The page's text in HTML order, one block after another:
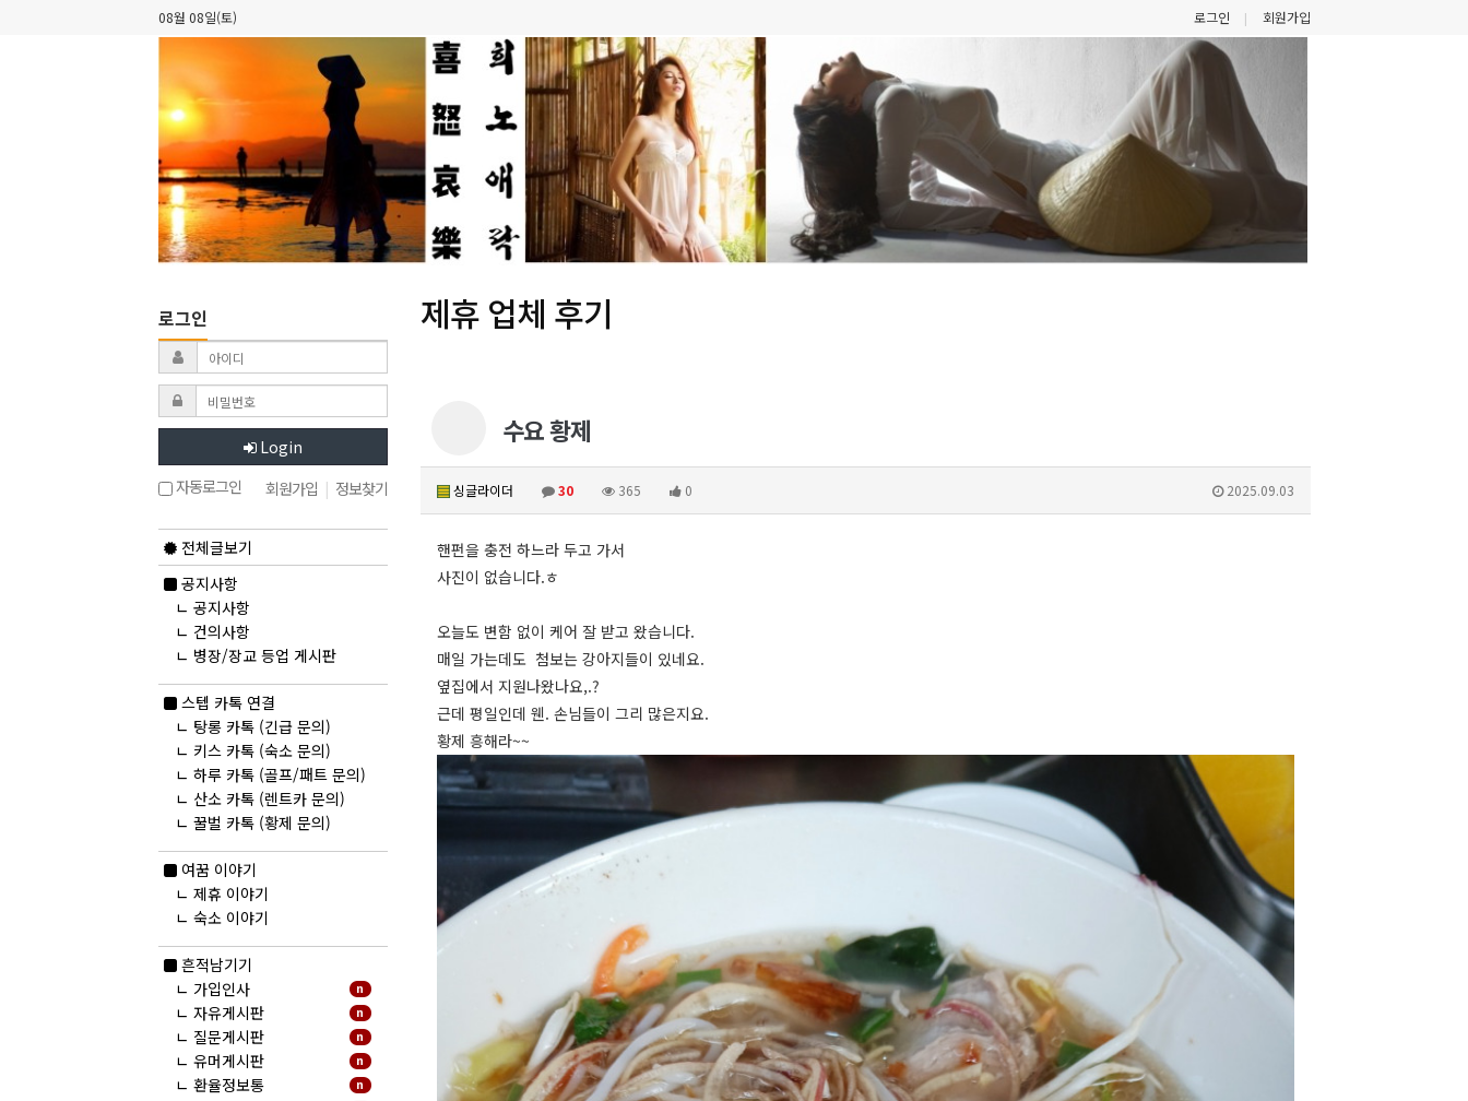
08월 08일(토) 로그인 회원가입
제휴 업체 후기
수요 황제
싱글라이더 30 365 0 2025.09.03
핸펀을 충전 하느라 두고 가서
사진이 없습니다.ㅎ
오늘도 변함 없이 케어 잘 받고 왔습니다.
매일 가는데도 첨보는 강아지들이 있네요.
옆집에서 지원나왔나요,.?
근데 평일인데 웬. 손님들이 그리 많은지요.
황제 흥해라~~
로그인
Login
자동로그인
회원가입 | 정보찾기
전체글보기
공지사항
ㄴ 공지사항
ㄴ 건의사항
ㄴ 병장/장교 등업 게시판
스텝 카톡 연결
ㄴ 탕롱 카톡 (긴급 문의)
ㄴ 키스 카톡 (숙소 문의)
ㄴ 하루 카톡 (골프/패트 문의)
ㄴ 산소 카톡 (렌트카 문의)
ㄴ 꿀벌 카톡 (황제 문의)
여꿈 이야기
ㄴ 제휴 이야기
ㄴ 숙소 이야기
흔적남기기
n
ㄴ 가입인사
n
ㄴ 자유게시판
n
ㄴ 질문게시판
n
ㄴ 유머게시판
n
ㄴ 환율정보통